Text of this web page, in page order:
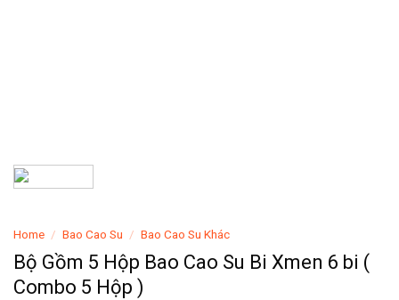
Home / Bao Cao Su / Bao Cao Su Khác
Bộ Gồm 5 Hộp Bao Cao Su Bi Xmen 6 bi (
Combo 5 Hộp )